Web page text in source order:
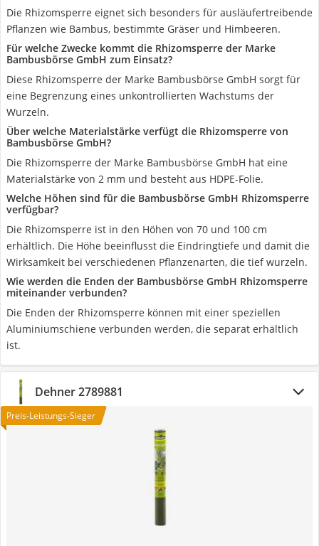
Die Rhizomsperre eignet sich besonders für ausläufertreibende
Pflanzen wie Bambus, bestimmte Gräser und Himbeeren.
Für welche Zwecke kommt die Rhizomsperre der Marke
Bambusbörse GmbH zum Einsatz?
Diese Rhizomsperre der Marke Bambusbörse GmbH sorgt für
eine Begrenzung eines unkontrollierten Wachstums der
Wurzeln.
Über welche Materialstärke verfügt die Rhizomsperre von
Bambusbörse GmbH?
Die Rhizomsperre der Marke Bambusbörse GmbH hat eine
Materialstärke von 2 mm und besteht aus HDPE-Folie.
Welche Höhen sind für die Bambusbörse GmbH Rhizomsperre
verfügbar?
Die Rhizomsperre ist in den Höhen von 70 und 100 cm
erhältlich. Die Höhe beeinflusst die Eindringtiefe und damit die
Wirksamkeit bei verschiedenen Pflanzenarten, die tief wurzeln.
Wie werden die Enden der Bambusbörse GmbH Rhizomsperre
miteinander verbunden?
Die Enden der Rhizomsperre können mit einer speziellen
Aluminiumschiene verbunden werden, die separat erhältlich
ist.
Dehner 2789881
Preis-Leistungs-Sieger